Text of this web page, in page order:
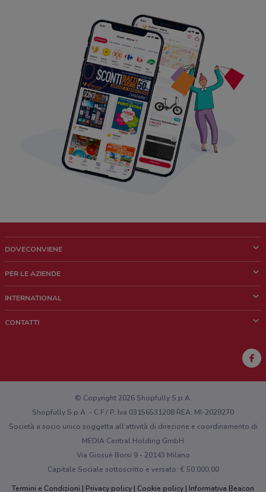
DOVECONVIENE
Chi siamo
Lavora con noi
PER LE AZIENDE
Richieste commerciali e marketing
INTERNATIONAL
CONTATTI
Hai un malfunzionamento sul web o sull'app?
© Copyright 2026 Shopfully S.p.A.
Shopfully S.p.A. - C.F / P. Iva 03156531208 REA: MI-2029270
Società a socio unico soggetta all’attività di direzione e coordinamento di
MEDIA Central Holding GmbH
Via Giosuè Borsi 9 - 20143 Milano
Capitale Sociale sottoscritto e versato: € 50.000,00
Termini e Condizioni
Privacy policy Cookie policy Informativa Beacon